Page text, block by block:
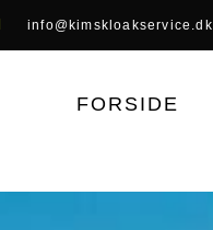
info@kimskloakservice.dk
FORSIDE